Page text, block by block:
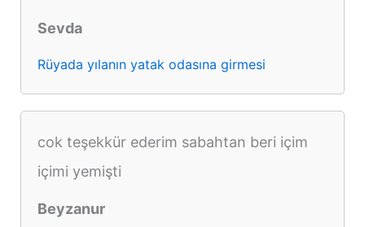
Sevda
Rüyada yılanın yatak odasına girmesi
cok teşekkür ederim sabahtan beri içim
içimi yemişti
Beyzanur